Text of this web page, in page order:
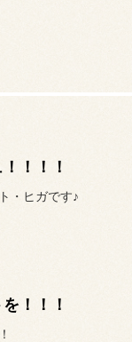
！！！
・ヒガです♪
！！！